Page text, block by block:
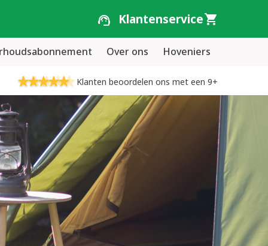
Klantenservice
Over ons Hoveniers
Klanten beoordelen ons met een 9+